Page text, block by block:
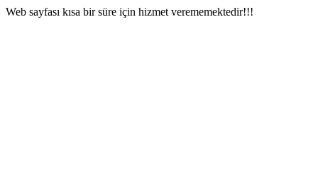
Web sayfası kısa bir süre için hizmet verememektedir!!!